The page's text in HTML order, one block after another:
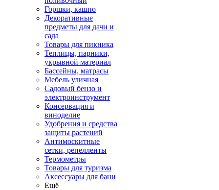
Горшки, кашпо
Декоративные
предметы для дачи и
сада
Товары для пикника
Теплицы, парники,
укрывной материал
Бассейны, матрасы
Мебель уличная
Садовый бензо и
электроинструмент
Консервация и
виноделие
Удобрения и средства
защиты растений
Антимоскитные
сетки, репелленты
Термометры
Товары для туризма
Аксессуары для бани
Ещё